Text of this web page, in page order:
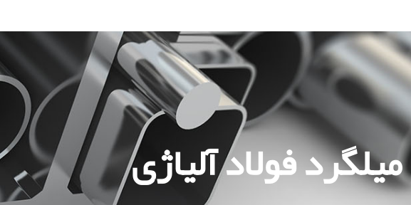
فولاد آلیاژی